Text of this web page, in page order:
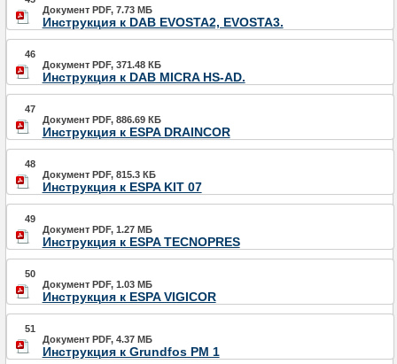
Документ PDF, 7.73 МБ
Инструкция к DAB EVOSTA2, EVOSTA3.
46
Документ PDF, 371.48 КБ
Инструкция к DAB MICRA HS-AD.
47
Документ PDF, 886.69 КБ
Инструкция к ESPA DRAINCOR
48
Документ PDF, 815.3 КБ
Инструкция к ESPA KIT 07
49
Документ PDF, 1.27 МБ
Инструкция к ESPA TECNOPRES
50
Документ PDF, 1.03 МБ
Инструкция к ESPA VIGICOR
51
Документ PDF, 4.37 МБ
Инструкция к Grundfos PM 1